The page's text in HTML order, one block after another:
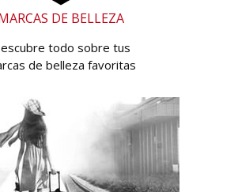
DE BELLEZA
todo sobre tus
de belleza favoritas